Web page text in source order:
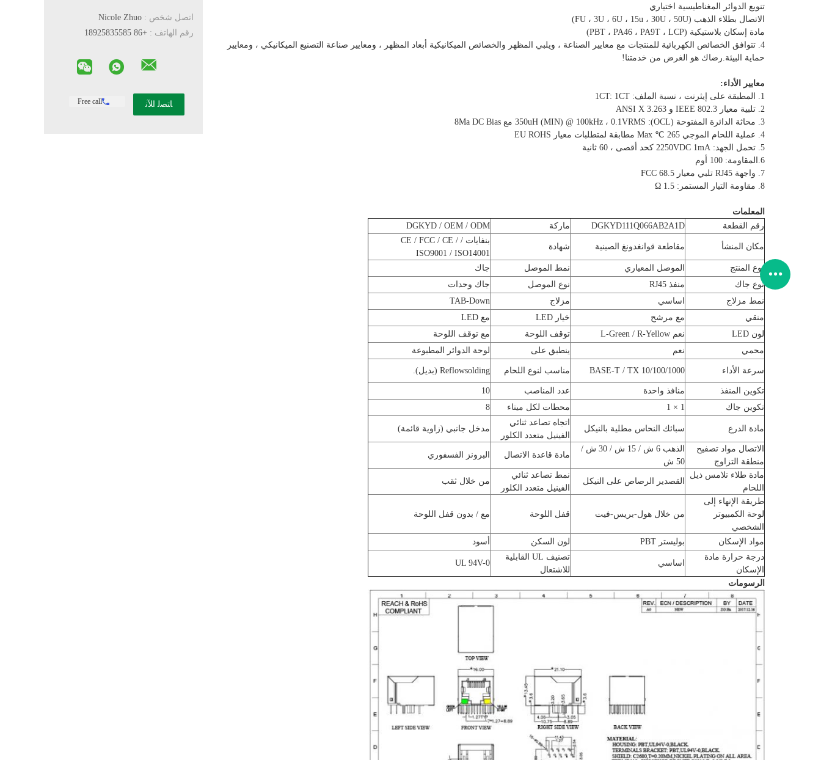
اتصل شخص :
رقم الهاتف : +86 18925835585
Free call
تنويع الدوائر المغناطيسية اختياري
الاتصال بطلاء الذهب (FU ، 3U ، 6U ، 15u ، 30U ، 50U)
مادة إسكان بلاستيكية (PBT ، PA46 ، PA9T ، LCP)
4. تتوافق الخصائص الكهربائية للمنتجات مع معايير الصناعة ، ويلبي المظهر والخصائص الميكانيكية أبعاد المظهر ، ومعايير صناعة التصنيع الميكانيكي ، ومعايير
حماية البيئة.رضاك هو الغرض من خدمتنا!
معايير الأداء:
1. المطبقة على إيثرنت ، نسبة الملف: 1CT: 1CT
2. تلبية معيار IEEE 802.3 و ANSI X 3.263
3. محاثة الدائرة المفتوحة (OCL): 350uH (MIN) @ 100kHz ، 0.1VRMS مع 8Ma DC Bias
4. عملية اللحام الموجي 265 ℃ Max مطابقة لمتطلبات معيار EU ROHS
5. تحمل الجهد: 2250VDC 1mA كحد أقصى ، 60 ثانية
6.المقاومة: 100 أوم
7. واجهة RJ45 تلبي معيار FCC 68.5
8. مقاومة التيار المستمر: 1.5 Ω
المعلمات
رقم القطعة
DGKYD111Q066AB2A1D ماركة DGKYD / OEM / ODM
مكان المنشأ مقاطعة قوانغدونغ الصينية شهادة
بنفايات / CE / FCC / CE /
ISO9001 / ISO14001
نوع المنتج
الموصل المعياري نمط الموصل
جاك
نوع جاك
منفذ RJ45 نوع الموصل
جاك وحدات
نمط مزلاج
اساسي مزلاج
TAB-Down
منقي
مع مرشح خيار LED
مع LED
لون LED
نعم L-Green / R-Yellow توقف اللوحة
مع توقف اللوحة
محمي
نعم ينطبق على لوحة الدوائر المطبوعة
سرعة الأداء 10/100/1000 BASE-T / TX مناسب لنوع اللحام Reflowsolding (بديل).
تكوين المنفذ منافذ واحدة عدد المناصب
10
تكوين جاك
1 × 1 محطات لكل ميناء 8
مادة الدرع سبائك النحاس مطلية بالنيكل
اتجاه تصاعد ثنائي
الفينيل متعدد الكلور
مدخل جانبي (زاوية قائمة)
الاتصال مواد تصفيح
منطقة التزاوج
الذهب 6 ش / 15 ش / 30 ش /
50 ش
مادة قاعدة الاتصال البرونز الفسفوري
مادة طلاء تلامس ذيل
اللحام
القصدير الرصاص على النيكل
نمط تصاعد ثنائي
الفينيل متعدد الكلور
من خلال ثقب
طريقة الإنهاء إلى
لوحة الكمبيوتر
الشخصي
من خلال هول-بريس-فيت قفل اللوحة مع / بدون قفل اللوحة
مواد الإسكان بوليستر PBT لون السكن
أسود
درجة حرارة مادة
الإسكان
اساسي
تصنيف UL القابلية
للاشتعال
UL 94V-0
الرسومات